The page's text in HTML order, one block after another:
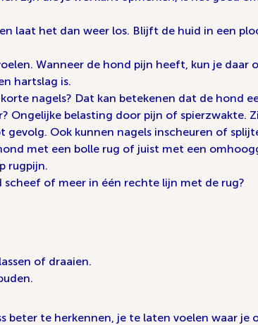
laat het dan weer los. Blijft de huid in een
Wanneer de hond pijn heeft, kun je daar
hartslag is.
nagels? Dat kan betekenen dat de hond
Ongelijke belasting door pijn of spierzwakte.
Ook kunnen nagels inscheuren of
met een bolle rug of juist met een
rugpijn.
of meer in één rechte lijn met de rug?
of draaien.
beter te herkennen, je te laten voelen waar je